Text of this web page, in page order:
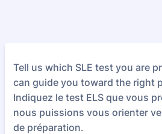
Tell us which SLE test you are
can guide you toward the right
Indiquez le test ELS que vous
nous puissions vous orienter
de préparation.